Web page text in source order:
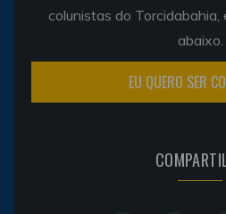
colunistas do
abaixo.
EU QUERO SER